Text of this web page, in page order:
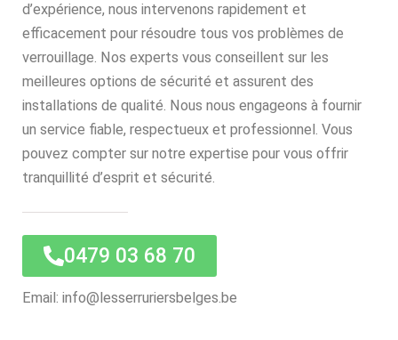
d’expérience, nous intervenons rapidement et
efficacement pour résoudre tous vos problèmes de
verrouillage. Nos experts vous conseillent sur les
meilleures options de sécurité et assurent des
installations de qualité. Nous nous engageons à fournir
un service fiable, respectueux et professionnel. Vous
pouvez compter sur notre expertise pour vous offrir
tranquillité d’esprit et sécurité.
0479 03 68 70
Email: info@lesserruriersbelges.be